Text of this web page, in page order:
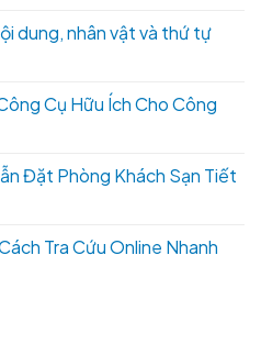
dung, nhân vật và thứ tự
Cụ Hữu Ích Cho Công
Đặt Phòng Khách Sạn Tiết
Tra Cứu Online Nhanh